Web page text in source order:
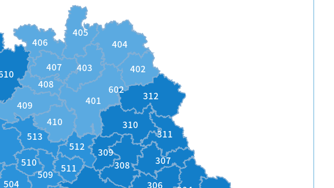
306
307
308
309
310
311
312
401
402
403
404
405
406
407
408
409
410
504
509
510 511
512
513
602